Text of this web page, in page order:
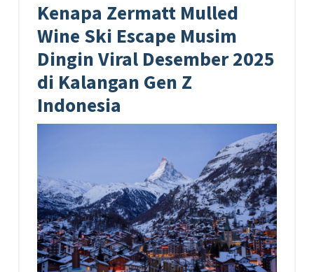
Kenapa Zermatt Mulled
Wine Ski Escape Musim
Dingin Viral Desember 2025
di Kalangan Gen Z
Indonesia